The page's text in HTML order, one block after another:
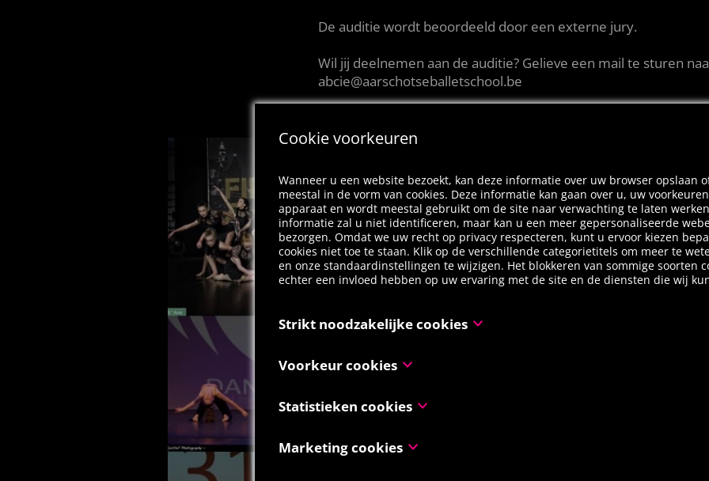
De auditie wordt beoordeeld door een externe jury.
Wil jij deelnemen aan de auditie? Gelieve een mail te sturen
abcie@aarschotseballetschool.be
Cookie voorkeuren
Wanneer u een website bezoekt, kan deze informatie over uw browser opslaan
meestal in de vorm van cookies. Deze informatie kan gaan over u, uw
apparaat en wordt meestal gebruikt om de site naar verwachting te laten
informatie zal u niet identificeren, maar kan u een meer gepersonaliseerde
bezorgen. Omdat we uw recht op privacy respecteren, kunt u ervoor kiezen
cookies niet toe te staan. Klik op de verschillende categorietitels om meer te
en onze standaardinstellingen te wijzigen. Het blokkeren van sommige soorten
echter een invloed hebben op uw ervaring met de site en de diensten die wij
Strikt noodzakelijke cookies
uitgeschakeld worden in onze systemen. Deze worden meestal alleen ingesteld
van uw privacy voorkeuren, inloggen of het invullen van formulieren. U kunt uw
instellen dat u op de hoogte wordt gebracht over deze cookies of dat ze
persoonlijk identificeerbare informatie op.
Voorkeur cookies
Voorkeur cookies, ook gekend als “functionaliteitscookies”, stellen een website
keuzes die u in het verleden heeft gemaakt te onthouden, zoals welke taal u
zodat u automatisch kan inloggen.
Statistieken cookies
Statistieken cookies, ook gekend als “prestatiecookies”, verzamelen informatie
website gebruikt, zoals welke pagina’s u heeft bezocht en op welke links u heeft
Marketing cookies